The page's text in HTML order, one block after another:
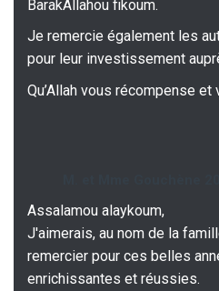
BarakAllahou fikoum.
Je remercie également les
pour leur investissement
Qu’Allah vous récompense
Assalamou alaykoum,
J'aimerais, au nom de la
remercier pour ces belles
enrichissantes et réussies.